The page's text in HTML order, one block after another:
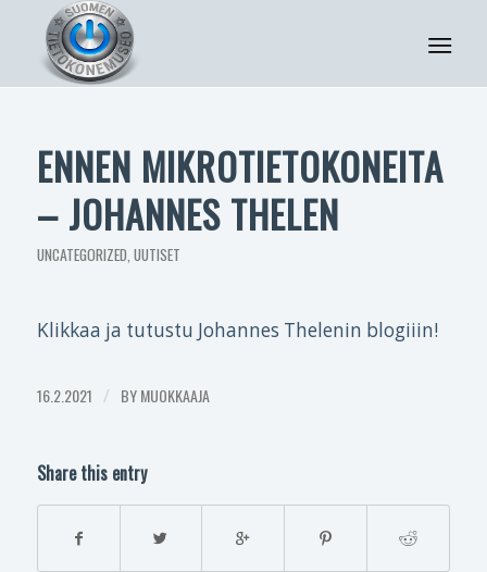
ENNEN MIKROTIETOKONEITA
– JOHANNES THELEN
UNCATEGORIZED, UUTISET
Klikkaa ja tutustu Johannes Thelenin blogiiin!
16.2.2021 / BYMUOKKAAJA
Share this entry